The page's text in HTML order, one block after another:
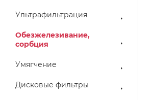
Ультрафильтрация
Обезжелезивание,
сорбция
Умягчение
Дисковые фильтры